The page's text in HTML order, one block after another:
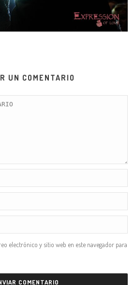
UN COMENTARIO
electrónico y sitio web en este navegador para